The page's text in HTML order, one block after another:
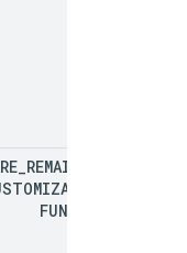
REMAINING
FUNCTION